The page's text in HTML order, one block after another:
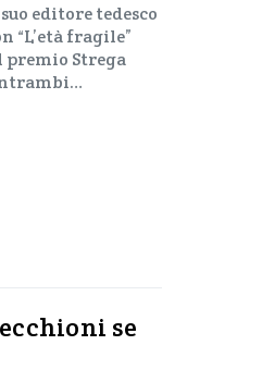
editore tedesco
“L’età fragile”
premio Strega
se